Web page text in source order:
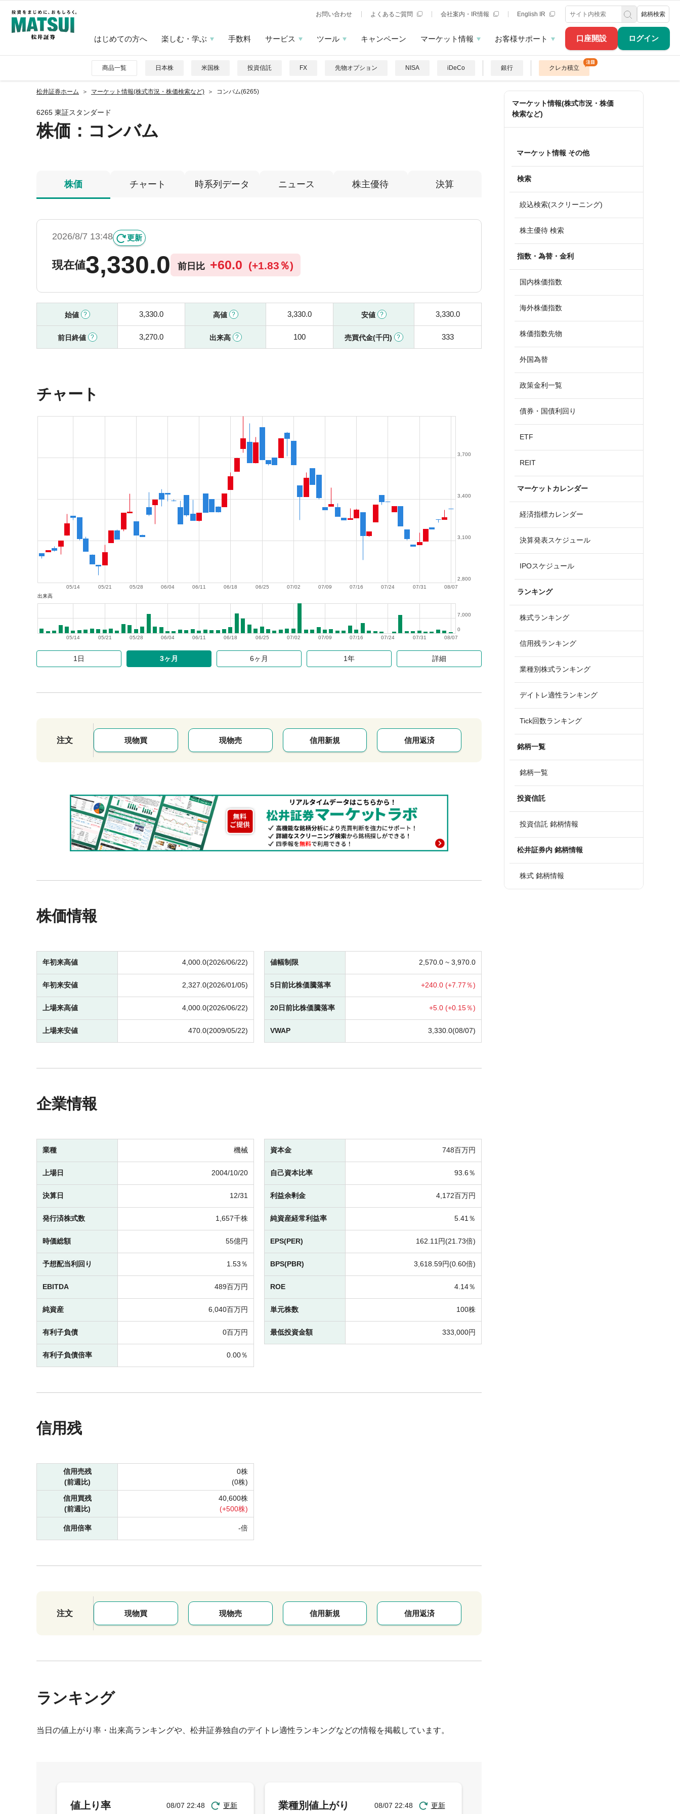
口座開設 ログイン
お問い合わせ よくあるご質問 会社案内・IR情報 English IR 銘柄検索
はじめての方へ 楽しむ・学ぶ 手数料 サービス ツール キャンペーン マーケット情報 お客様サポート
商品一覧 日本株 米国株 投資信託 FX 先物オプション NISA iDeCo 銀行 クレカ積立
松井証券ホーム マーケット情報(株式市況・株価検索など) コンバム(6265)
6265 東証スタンダード
株価 ：コンバム
株価 チャート 時系列データ ニュース 株主優待 決算
2026/8/7 13:48 更新
現在値3,330.0 前日比 +60.0 (+1.83％)
始値 3,330.0 高値 3,330.0 安値 3,330.0
前日終値 3,270.0 出来高 100 売買代金(千円) 333
チャート
08/07
07/31
07/24
07/16
07/09
07/02
06/25
06/18
06/11
06/04
05/28
05/21
05/14
2,800
3,100
3,400
3,700
出来高
08/07
07/31
07/24
07/16
07/09
07/02
06/25
06/18
06/11
06/04
05/28
05/21
05/14
0
7,000
1日 3ヶ月 6ヶ月 1年 詳細
注文 現物買 現物売 信用新規 信用返済
株価情報
年初来高値 4,000.0(2026/06/22)
年初来安値 2,327.0(2026/01/05)
上場来高値 4,000.0(2026/06/22)
上場来安値 470.0(2009/05/22)
値幅制限 2,570.0 ~ 3,970.0
5日前比株価騰落率 +240.0 (+7.77％)
20日前比株価騰落率 +5.0 (+0.15％)
VWAP 3,330.0(08/07)
企業情報
業種 機械
上場日 2004/10/20
決算日 12/31
発行済株式数 1,657千株
時価総額 55億円
予想配当利回り 1.53％
EBITDA 489百万円
純資産 6,040百万円
有利子負債 0百万円
有利子負債倍率 0.00％
資本金 748百万円
自己資本比率 93.6％
利益余剰金 4,172百万円
純資産経常利益率 5.41％
EPS(PER) 162.11円(21.73倍)
BPS(PBR) 3,618.59円(0.60倍)
ROE 4.14％
単元株数 100株
最低投資金額 333,000円
信用残
信用売残
(前週比)
0株
(0株)
信用買残
(前週比)
40,600株
(+500株)
信用倍率 -倍
注文 現物買 現物売 信用新規 信用返済
ランキング
当日の値上がり率・出来高ランキングや、松井証券独自のデイトレ適性ランキングなどの情報を掲載しています。
マーケット情報(株式市況・株価
検索など)
マーケット情報 その他
検索
絞込検索(スクリーニング)
株主優待 検索
指数・為替・金利
国内株価指数
海外株価指数
株価指数先物
外国為替
政策金利一覧
債券・国債利回り
ETF
REIT
マーケットカレンダー
経済指標カレンダー
決算発表スケジュール
IPOスケジュール
ランキング
株式ランキング
信用残ランキング
業種別株式ランキング
デイトレ適性ランキング
Tick回数ランキング
銘柄一覧
銘柄一覧
投資信託
投資信託 銘柄情報
松井証券内 銘柄情報
株式 銘柄情報